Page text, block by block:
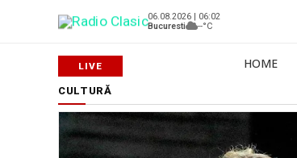
06.08.2026 | 06:02
Bucuresti
--°C
HOME
CULTURĂ